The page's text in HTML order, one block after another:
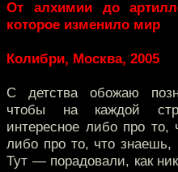
От алхимии до
которое изменило мир
Колибри, Москва, 2005
С детства обожаю
чтобы на каждой
интересное либо про
либо про то, что знаешь,
Тут — порадовали, как